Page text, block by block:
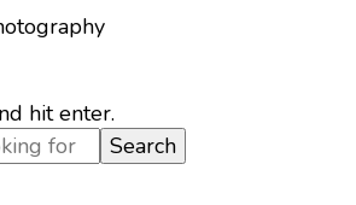
hit enter.